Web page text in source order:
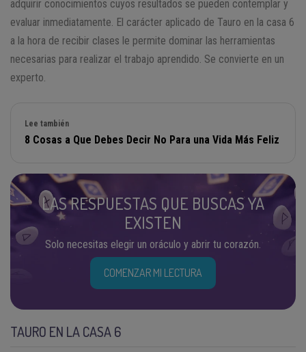
adquirir conocimientos cuyos resultados se pueden contemplar y
evaluar inmediatamente. El carácter aplicado de Tauro en la casa 6
a la hora de recibir clases le permite dominar las herramientas
necesarias para realizar el trabajo aprendido. Se convierte en un
experto.
Lee también
8 Cosas a Que Debes Decir No Para una Vida Más Feliz
LAS RESPUESTAS QUE BUSCAS YA
EXISTEN
Solo necesitas elegir un oráculo y abrir tu corazón.
COMENZAR MI LECTURA
TAURO EN LA CASA 6